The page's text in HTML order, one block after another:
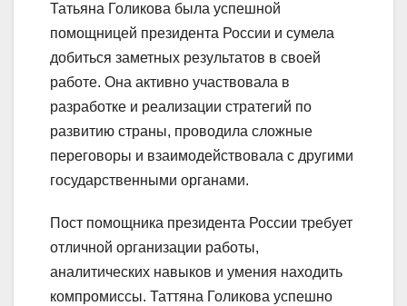
Татьяна Голикова была успешной
помощницей президента России и сумела
добиться заметных результатов в своей
работе. Она активно участвовала в
разработке и реализации стратегий по
развитию страны, проводила сложные
переговоры и взаимодействовала с другими
государственными органами.
Пост помощника президента России требует
отличной организации работы,
аналитических навыков и умения находить
компромиссы. Таттяна Голикова успешно